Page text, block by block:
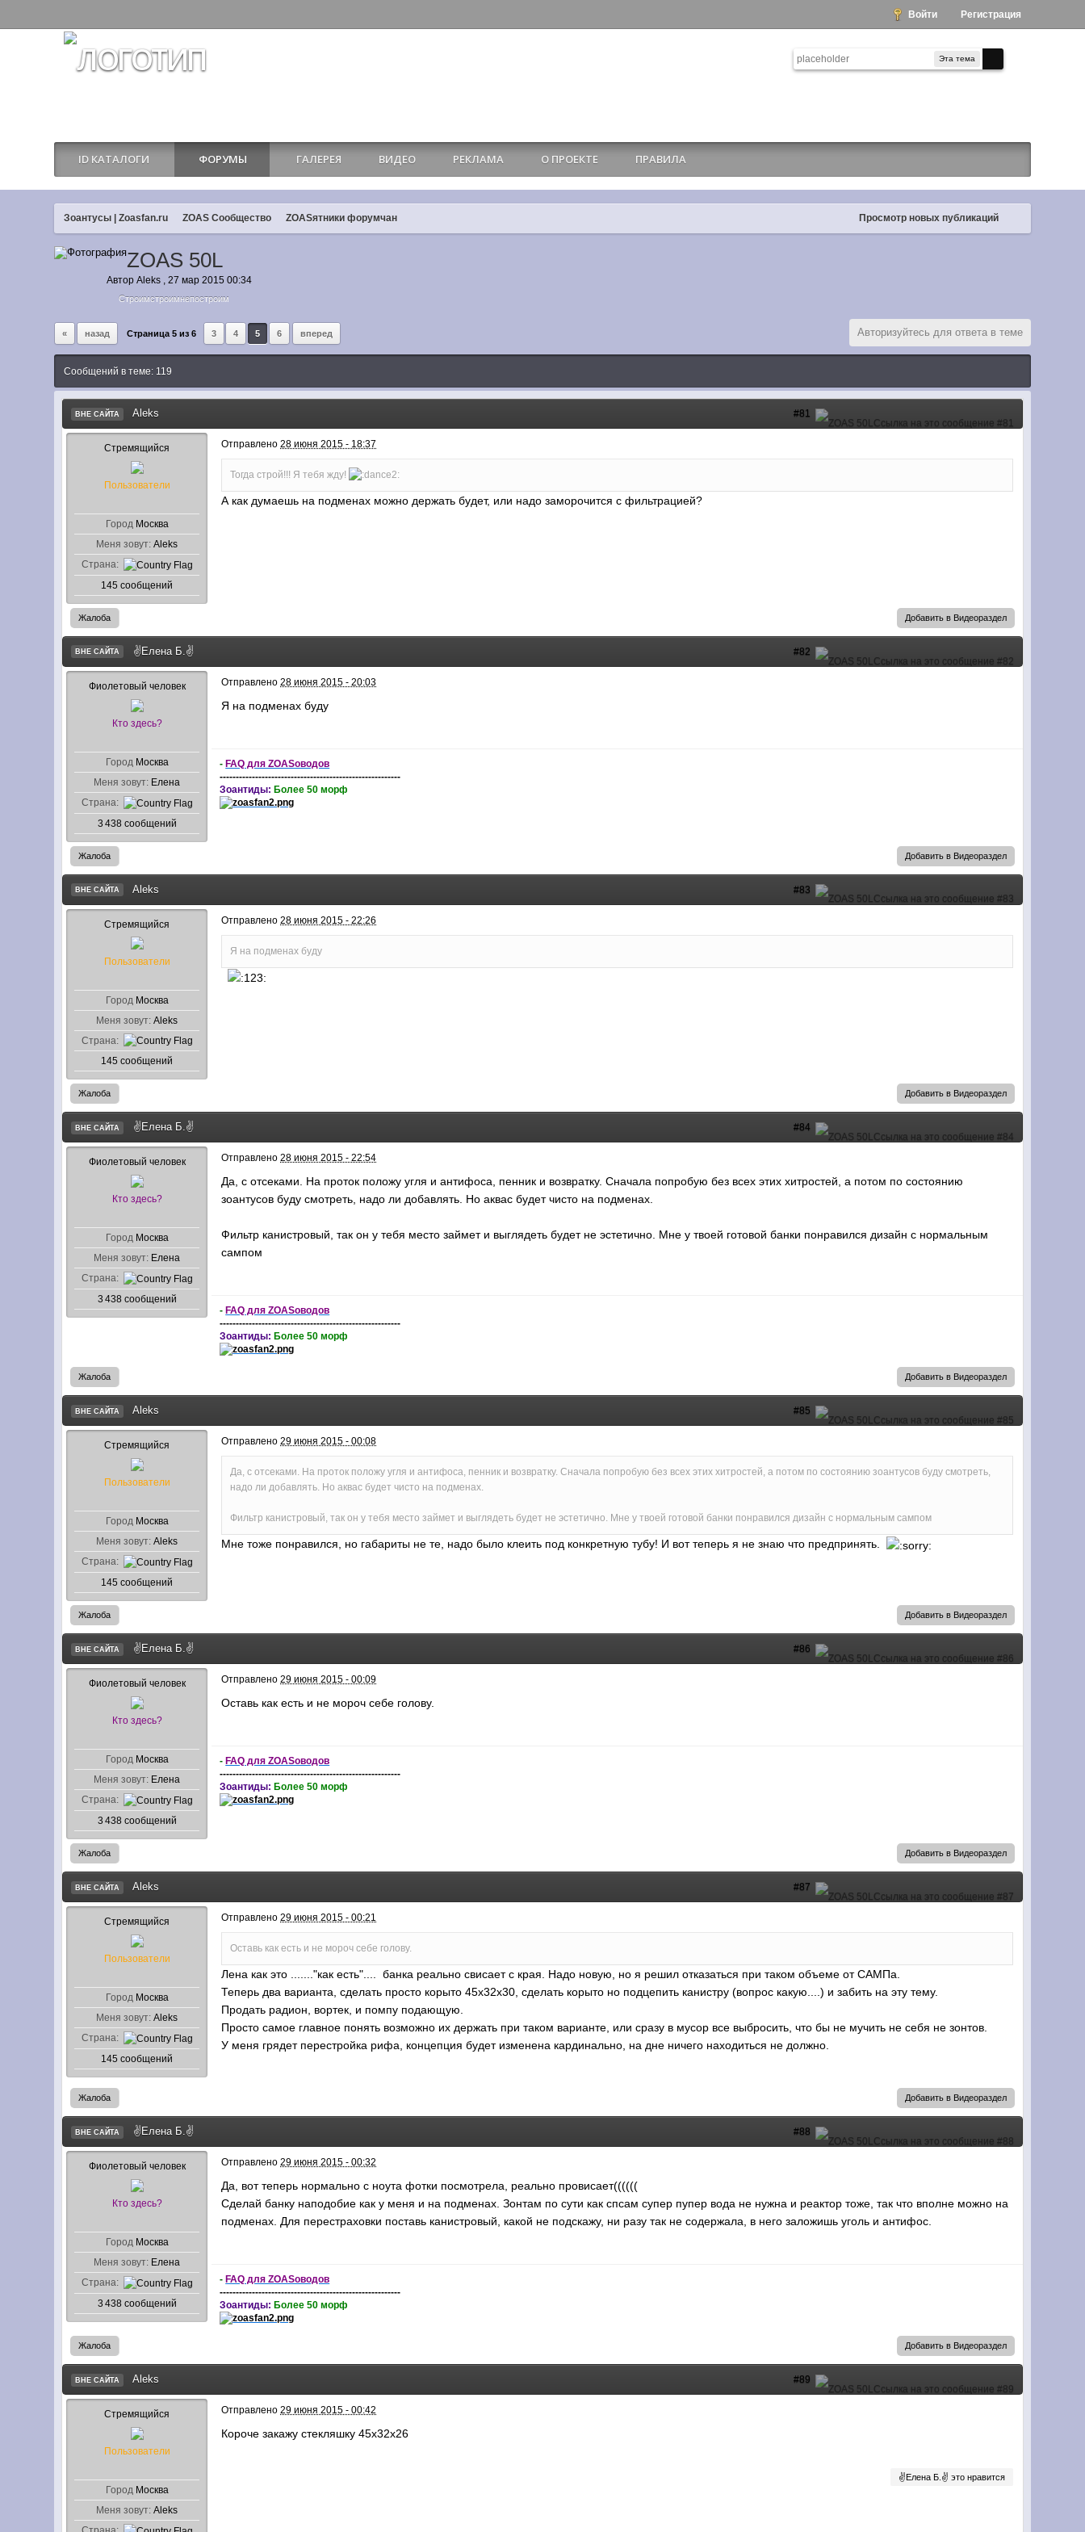
Войти Регистрация
Эта тема
ID КАТАЛОГИ ФОРУМЫ ГАЛЕРЕЯ ВИДЕО РЕКЛАМА О ПРОЕКТЕ ПРАВИЛА
Зоантусы | Zoasfan.ru ZOAS Сообщество ZOASятники форумчан Просмотр новых публикаций
ZOAS 50L
АвторAleks ,27 мар 2015 00:34
Строимстроимнепостроим
« назад Страница 5 из 6 3 4 5 6 вперед Авторизуйтесь для ответа в теме
Сообщений в теме: 119
#81
ВНЕ САЙТА Aleks
Стремящийся
Пользователи
Город Москва
Меня зовут: Aleks
Страна:
145 сообщений
Отправлено28 июня 2015 - 18:37
Тогда строй!!! Я тебя жду!
А как думаешь на подменах можно держать будет, или надо заморочится с фильтрацией?
Добавить в Видеораздел
Жалоба
#82
ВНЕ САЙТА ✌Елена Б.✌
Фиолетовый человек
Кто здесь?
Город Москва
Меня зовут: Елена
Страна:
3 438 сообщений
Отправлено28 июня 2015 - 20:03
Я на подменах буду
-FAQ для ZOASоводов
--------------------------------------------------------
Зоантиды:Более 50 морф
Добавить в Видеораздел
Жалоба
#83
ВНЕ САЙТА Aleks
Стремящийся
Пользователи
Город Москва
Меня зовут: Aleks
Страна:
145 сообщений
Отправлено28 июня 2015 - 22:26
Я на подменах буду
Добавить в Видеораздел
Жалоба
#84
ВНЕ САЙТА ✌Елена Б.✌
Фиолетовый человек
Кто здесь?
Город Москва
Меня зовут: Елена
Страна:
3 438 сообщений
Отправлено28 июня 2015 - 22:54
Да, с отсеками. На проток положу угля и антифоса, пенник и возвратку. Сначала попробую без всех этих хитростей, а потом по состоянию
зоантусов буду смотреть, надо ли добавлять. Но аквас будет чисто на подменах.
Фильтр канистровый, так он у тебя место займет и выглядеть будет не эстетично. Мне у твоей готовой банки понравился дизайн с нормальным
сампом
- FAQ для ZOASоводов
--------------------------------------------------------
Зоантиды: Более 50 морф
Добавить в Видеораздел
Жалоба
#85
ВНЕ САЙТА Aleks
Стремящийся
Пользователи
Город Москва
Меня зовут: Aleks
Страна:
145 сообщений
Отправлено29 июня 2015 - 00:08
Да, с отсеками. На проток положу угля и антифоса, пенник и возвратку. Сначала попробую без всех этих хитростей, а потом по состоянию зоантусов буду смотреть,
надо ли добавлять. Но аквас будет чисто на подменах.
Фильтр канистровый, так он у тебя место займет и выглядеть будет не эстетично. Мне у твоей готовой банки понравился дизайн с нормальным сампом
Мне тоже понравился, но габариты не те, надо было клеить под конкретную тубу! И вот теперь я не знаю что предпринять.
Добавить в Видеораздел
Жалоба
#86
ВНЕ САЙТА ✌Елена Б.✌
Фиолетовый человек
Кто здесь?
Город Москва
Меня зовут: Елена
Страна:
3 438 сообщений
Отправлено29 июня 2015 - 00:09
Оставь как есть и не мороч себе голову.
- FAQ для ZOASоводов
--------------------------------------------------------
Зоантиды: Более 50 морф
Добавить в Видеораздел
Жалоба
#87
ВНЕ САЙТА Aleks
Стремящийся
Пользователи
Город Москва
Меня зовут: Aleks
Страна:
145 сообщений
Отправлено29 июня 2015 - 00:21
Оставь как есть и не мороч себе голову.
Лена как это ......."как есть".... банка реально свисает с края. Надо новую, но я решил отказаться при таком объеме от САМПа.
Теперь два варианта, сделать просто корыто 45х32х30, сделать корыто но подцепить канистру (вопрос какую....) и забить на эту тему.
Продать радион, вортек, и помпу подающую.
Просто самое главное понять возможно их держать при таком варианте, или сразу в мусор все выбросить, что бы не мучить не себя не зонтов.
У меня грядет перестройка рифа, концепция будет изменена кардинально, на дне ничего находиться не должно.
Добавить в Видеораздел
Жалоба
#88
ВНЕ САЙТА ✌Елена Б.✌
Фиолетовый человек
Кто здесь?
Город Москва
Меня зовут: Елена
Страна:
3 438 сообщений
Отправлено29 июня 2015 - 00:32
Да, вот теперь нормально с ноута фотки посмотрела, реально провисает((((((
Сделай банку наподобие как у меня и на подменах. Зонтам по сути как спсам супер пупер вода не нужна и реактор тоже, так что вполне можно на
подменах. Для перестраховки поставь канистровый, какой не подскажу, ни разу так не содержала, в него заложишь уголь и антифос.
- FAQ для ZOASоводов
--------------------------------------------------------
Зоантиды:Более 50 морф
Добавить в Видеораздел
Жалоба
#89
ВНЕ САЙТА Aleks
Стремящийся
Пользователи
Город Москва
Меня зовут: Aleks
Отправлено29 июня 2015 - 00:42
Короче закажу стекляшку 45х32х26
✌Елена Б.✌ это нравится